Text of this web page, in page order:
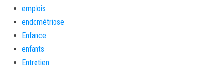
emplois
endométriose
Enfance
enfants
Entretien